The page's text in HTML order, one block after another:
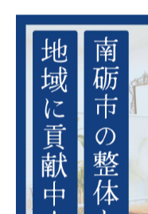
.
そう見えてしまって
のが、課題なわけです。
生きたいように生きた
だけど、自分達の将
"地元出身のかっこい
ほしい。